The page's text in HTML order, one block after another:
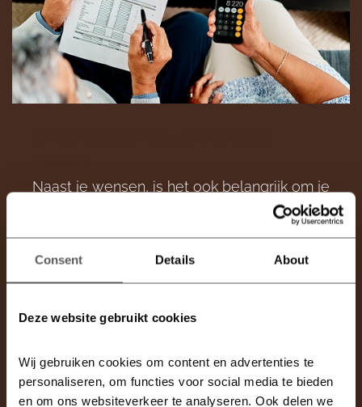
Consent Details About
Deze website gebruikt cookies
Wij gebruiken cookies om content en advertenties te
personaliseren, om functies voor social media te bieden
en om ons websiteverkeer te analyseren. Ook delen we
Naast je wensen, is het ook belangrijk om je
brengen. Weet je in welke prijsklasse je een
woning kunt kopen? Welk bedrag je kunt
lenen? Bespreek je financiële situatie met
een financieel adviseur en laat een
Deze haalbaarheidscheck geeft
kunt betalen.